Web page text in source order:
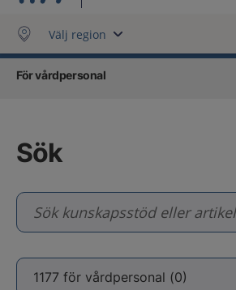
Välj region
För vårdpersonal
Sök
Sök
1177 för vårdpersonal (0)